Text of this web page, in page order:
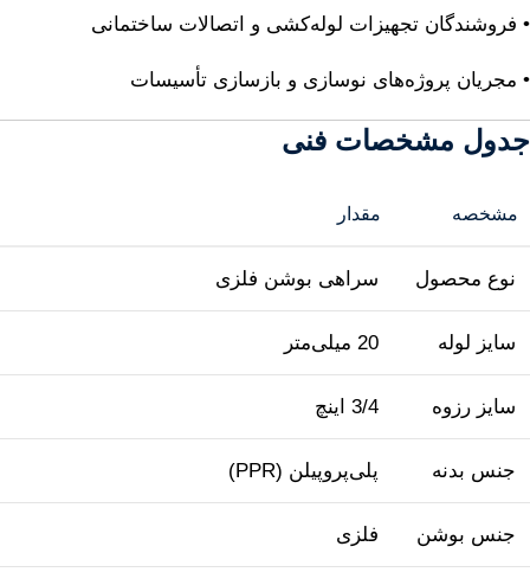
• فروشندگان تجهیزات لوله‌کشی و اتصالات ساختمانی
• مجریان پروژه‌های نوسازی و بازسازی تأسیسات
جدول مشخصات فنی
مشخصه مقدار
نوع محصول سراهی بوشن فلزی
سایز لوله 20 میلی‌متر
سایز رزوه 3/4 اینچ
جنس بدنه پلی‌پروپیلن (PPR)
جنس بوشن فلزی